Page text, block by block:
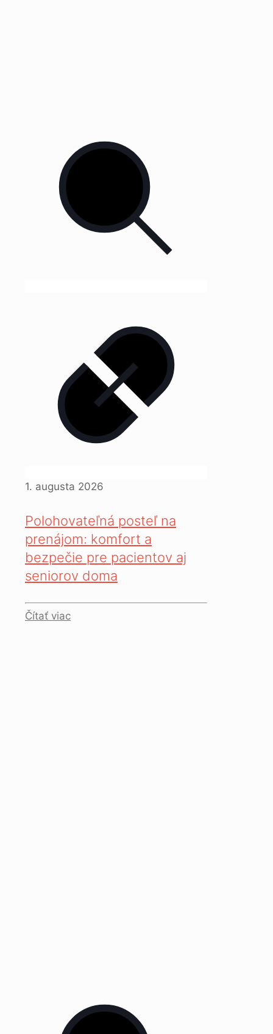
1. augusta 2026
Polohovateľná posteľ na
prenájom: komfort a
bezpečie pre pacientov aj
seniorov doma
Čítať viac